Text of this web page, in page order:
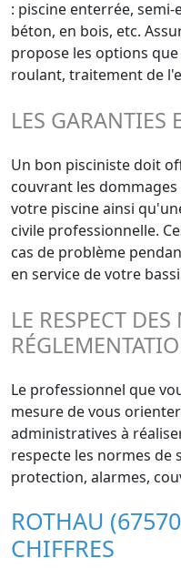
: piscine enterrée,
béton, en bois, etc.
propose les options
roulant, traitement de
LES GARANTIES
Un bon pisciniste doit
couvrant les
votre piscine ainsi
civile professionnelle.
cas de problème
en service de votre
LE RESPECT
Le professionnel que
mesure de vous
administratives à
respecte les normes de
protection, alarmes,
ROTHAU
CHIFFRES